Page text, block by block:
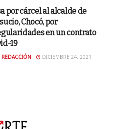
por cárcel al alcalde de
Chocó, por
en un contrato
19
REDACCIÓN DICIEMBRE 24, 2021